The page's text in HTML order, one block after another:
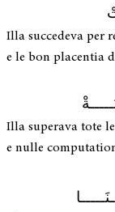
Illa succedeva per
e le bon placentia
Illa superava tote
e nulle